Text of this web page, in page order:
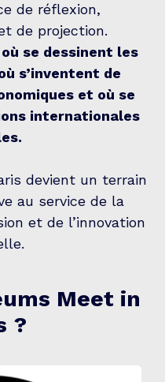
de réflexion,
de projection.
se dessinent les
s’inventent de
et où se
internationales
devient un terrain
au service de la
et de l’innovation
Meet in
?